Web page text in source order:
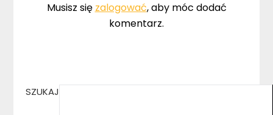
Musisz się zalogować, aby móc dodać
komentarz.
SZUKAJ